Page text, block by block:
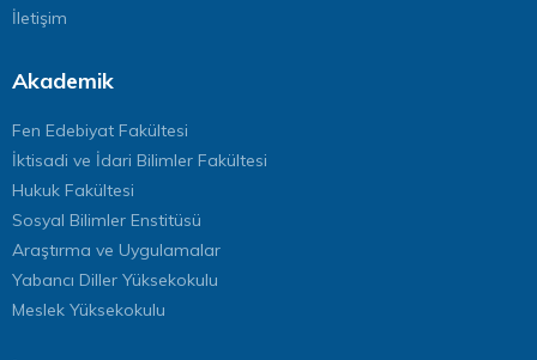
İletişim
Akademik
Fen Edebiyat Fakültesi
İktisadi ve İdari Bilimler Fakültesi
Hukuk Fakültesi
Sosyal Bilimler Enstitüsü
Araştırma ve Uygulamalar
Yabancı Diller Yüksekokulu
Meslek Yüksekokulu